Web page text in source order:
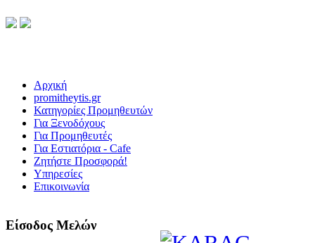
Αρχική
promitheytis.gr
Κατηγορίες Προμηθευτών
Για Ξενοδόχους
Για Προμηθευτές
Για Εστιατόρια - Cafe
Ζητήστε Προσφορά!
Υπηρεσίες
Επικοινωνία
Είσοδος Μελών